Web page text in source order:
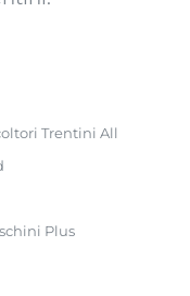
Trentini All
Plus